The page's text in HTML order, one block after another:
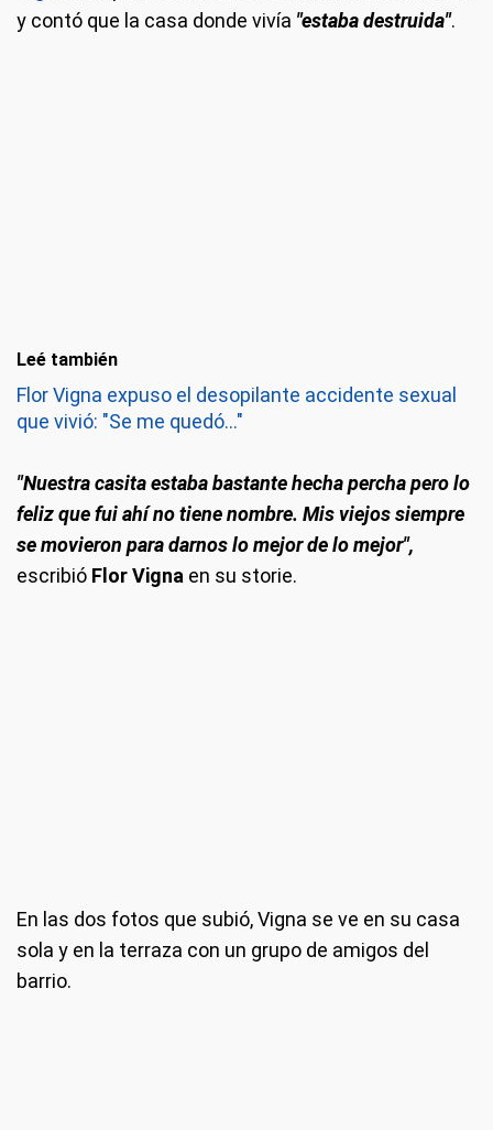
y contó que la casa donde vivía "estaba destruida".
Leé también
Flor Vigna expuso el desopilante accidente sexual
que vivió: "Se me quedó..."
"Nuestra casita estaba bastante hecha percha pero lo
feliz que fui ahí no tiene nombre. Mis viejos siempre
se movieron para darnos lo mejor de lo mejor",
escribió Flor Vigna en su storie.
En las dos fotos que subió, Vigna se ve en su casa
sola y en la terraza con un grupo de amigos del
barrio.